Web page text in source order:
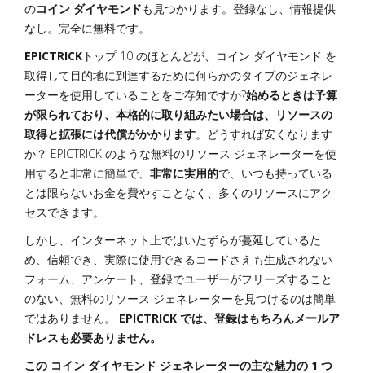
のコイン ダイヤモンドも見つかります。登録なし、情報提供
なし。完全に無料です。
EPICTRICK トップ 10 のほとんどが、コイン ダイヤモンド を
取得して目的地に到達するために何らかのタイプのジェネレ
ーターを使用していることをご存知ですか?始めるときは予算
が限られており、本格的に取り組みたい場合は、リソースの
取得と拡張には代償がかかります。どうすれば安くなります
か？ EPICTRICK のような無料のリソース ジェネレーターを使
用すると非常に簡単で、 非常に実用的で、いつも持っている
とは限らないお金を費やすことなく、多くのリソースにアク
セスできます。
しかし、インターネット上ではいたずらが蔓延しているた
め、信頼でき、実際に使用できるコードさえも生成されない
フォーム、アンケート、登録でユーザーがフリーズすること
のない、無料のリソース ジェネレーターを見つけるのは簡単
ではありません。 EPICTRICK では、登録はもちろんメールア
ドレスも必要ありません。
この コイン ダイヤモンド ジェネレーターの主な魅力の 1 つ